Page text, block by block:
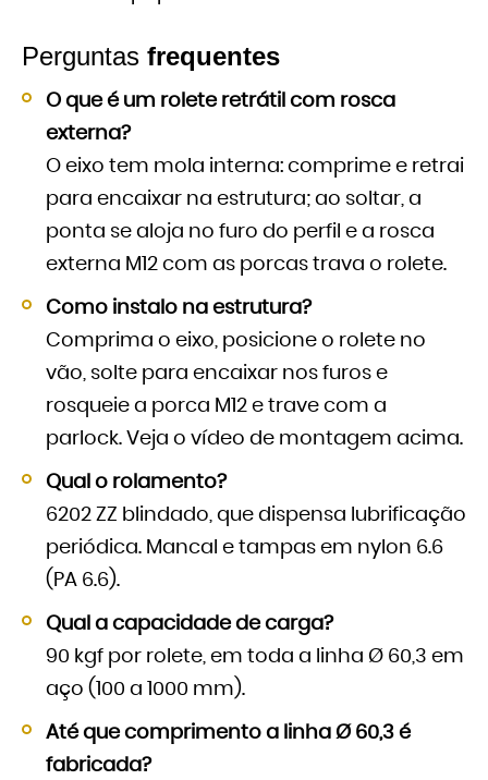
Perguntas frequentes
O que é um rolete retrátil com rosca
externa?
O eixo tem mola interna: comprime e retrai
para encaixar na estrutura; ao soltar, a
ponta se aloja no furo do perfil e a rosca
externa M12 com as porcas trava o rolete.
Como instalo na estrutura?
Comprima o eixo, posicione o rolete no
vão, solte para encaixar nos furos e
rosqueie a porca M12 e trave com a
parlock. Veja o vídeo de montagem acima.
Qual o rolamento?
6202 ZZ blindado, que dispensa lubrificação
periódica. Mancal e tampas em nylon 6.6
(PA 6.6).
Qual a capacidade de carga?
90 kgf por rolete, em toda a linha Ø 60,3 em
aço (100 a 1000 mm).
Até que comprimento a linha Ø 60,3 é
fabricada?